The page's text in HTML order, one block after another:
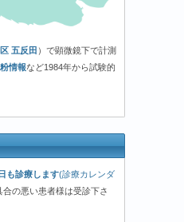
五反田 ）で顕微鏡下で計測
情報など1984年から試験的
も診療します(診療カレンダ
の悪い患者様は受診下さ